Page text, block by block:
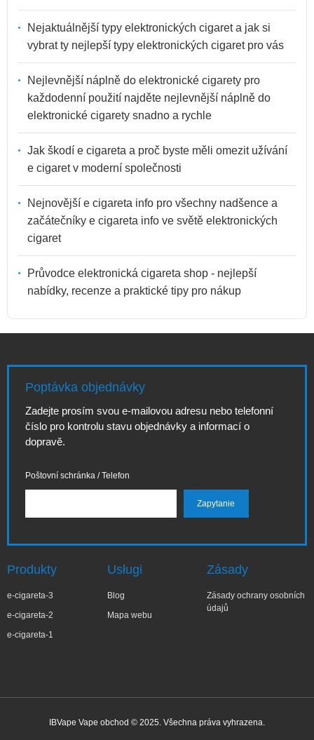
Nejaktuálnější typy elektronických cigaret a jak si
vybrat ty nejlepší typy elektronických cigaret pro vás
Nejlevnější náplně do elektronické cigarety pro
každodenní použití najděte nejlevnější náplně do
elektronické cigarety snadno a rychle
Jak škodí e cigareta a proč byste měli omezit užívání
e cigaret v moderní společnosti
Nejnovější e cigareta info pro všechny nadšence a
začátečníky e cigareta info ve světě elektronických
cigaret
Průvodce elektronická cigareta shop - nejlepší
nabídky, recenze a praktické tipy pro nákup
Poptávka objednávky
Zadejte prosím svou e-mailovou adresu nebo telefonní
číslo pro kontrolu stavu objednávky a informací o
dopravě.
Poštovní schránka / Telefon
Produkty
e-cigareta-3
e-cigareta-2
e-cigareta-1
Usługi
Blog
Mapa webu
Zásady
Zásady ochrany osobních
údajů
IBVape Vape obchod © 2025. Všechna práva vyhrazena.
✕
Małg***ta